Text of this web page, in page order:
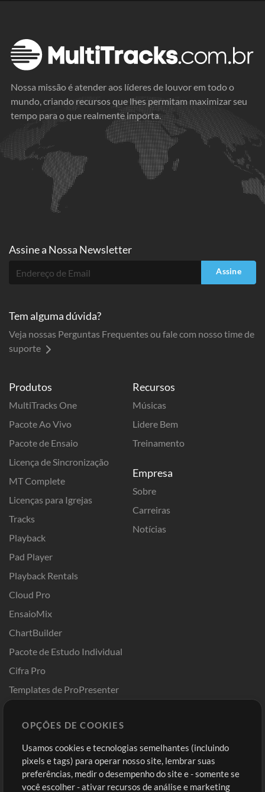
Nossa missão é atender aos líderes de louvor em todo o
mundo, criando recursos que lhes permitam maximizar seu
tempo para o que realmente importa.
Produtos
MultiTracks One
Pacote Ao Vivo
Pacote de Ensaio
Licença de Sincronização
MT Complete
Licenças para Igrejas
Tracks
Playback
Pad Player
Playback Rentals
Cloud Pro
EnsaioMix
ChartBuilder
Pacote de Estudo Individual
Cifra Pro
Templates de ProPresenter
Recursos
Músicas
Lidere Bem
Treinamento
Empresa
Sobre
Carreiras
Notícias
Comprar Créditos
Conteúdo Grátis
Entre
Cadastre-se
Assine a Nossa Newsletter
Assine
Tem alguma dúvida?
Veja nossas Perguntas Frequentes ou fale com nosso time de
suporte
OPÇÕES DE COOKIES
Usamos cookies e tecnologias semelhantes (incluindo
pixels e tags) para operar nosso site, lembrar suas
preferências, medir o desempenho do site e - somente se
você escolher - ativar recursos de análise e marketing